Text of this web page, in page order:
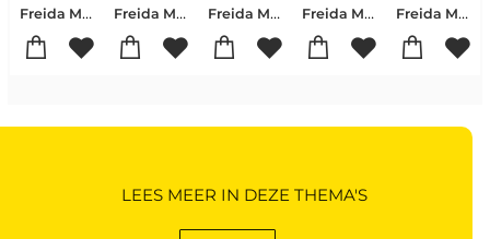
Freida McFadden
Freida McFadden
Freida McFadden
Freida McFadden
Freida McFadden
LEES MEER IN DEZE THEMA'S